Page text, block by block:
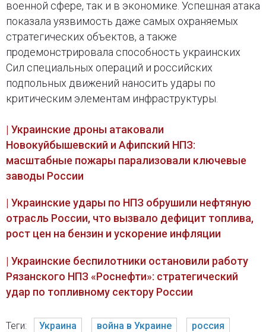
военной сфере, так и в экономике. Успешная атака
показала уязвимость даже самых охраняемых
стратегических объектов, а также
продемонстрировала способность украинских
Сил специальных операций и российских
подпольных движений наносить удары по
критическим элементам инфраструктуры.
| Украинские дроны атаковали
Новокуйбышевский и Афипский НПЗ:
масштабные пожары парализовали ключевые
заводы России
| Украинские удары по НПЗ обрушили нефтяную
отрасль России, что вызвало дефицит топлива,
рост цен на бензин и ускорение инфляции
| Украинские беспилотники остановили работу
Рязанского НПЗ «Роснефти»: стратегический
удар по топливному сектору России
Теги: Украина война в Украине
россия